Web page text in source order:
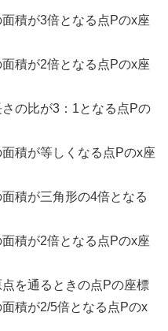
積が3倍となる点Pのx座
積が2倍となる点Pのx座
の比が3：1となる点Pの
積が等しくなる点Pのx座
積が三角形の4倍となる
積が2倍となる点Pのx座
を通るときの点Pの座標
積が2/5倍となる点Pのx